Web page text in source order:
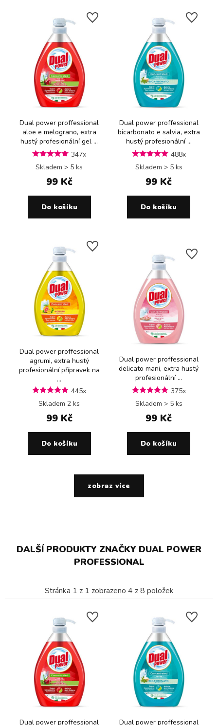
Dual power proffessional
aloe e melograno, extra
hustý profesionální gel ...
347x
Skladem > 5 ks
99 Kč
Do košíku
Dual power proffessional
bicarbonato e salvia, extra
hustý profesionální ...
488x
Skladem > 5 ks
99 Kč
Do košíku
Dual power proffessional
agrumi, extra hustý
profesionální přípravek na
...
445x
Skladem 2 ks
99 Kč
Do košíku
Dual power proffessional
delicato mani, extra hustý
profesionální ...
375x
Skladem > 5 ks
99 Kč
Do košíku
zobraz více
DALŠÍ PRODUKTY ZNAČKY DUAL POWER
PROFESSIONAL
Stránka 1 z 1 zobrazeno 4 z8 položek
Dual power proffessional Dual power proffessional